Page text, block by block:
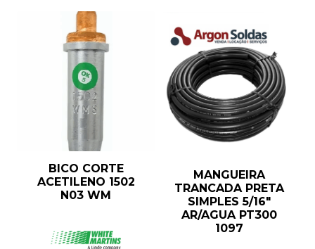
BICO CORTE
ACETILENO 1502
N03 WM
MANGUEIRA
TRANCADA PRETA
SIMPLES 5/16″
AR/AGUA PT300
1097